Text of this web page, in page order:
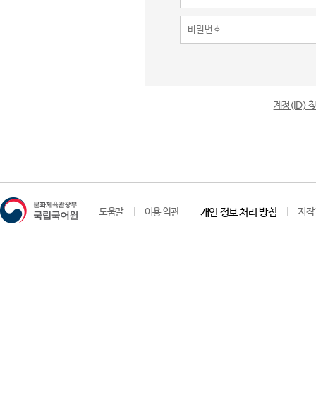
계정(ID)
도움말 이용 약관 개인 정보 처리 방침 저